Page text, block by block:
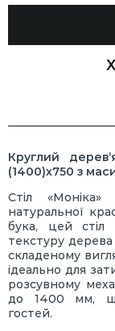
Круглий
(1400)х750 з
Стіл
натуральної
бука, цей стіл
текстуру
складеному
ідеально для
розсувному
до 1400 мм, що
гостей.